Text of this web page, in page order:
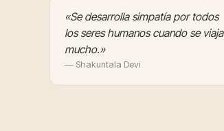
«Se desarrolla simpatía por todos
los seres humanos cuando se viaja
mucho.»
— Shakuntala Devi